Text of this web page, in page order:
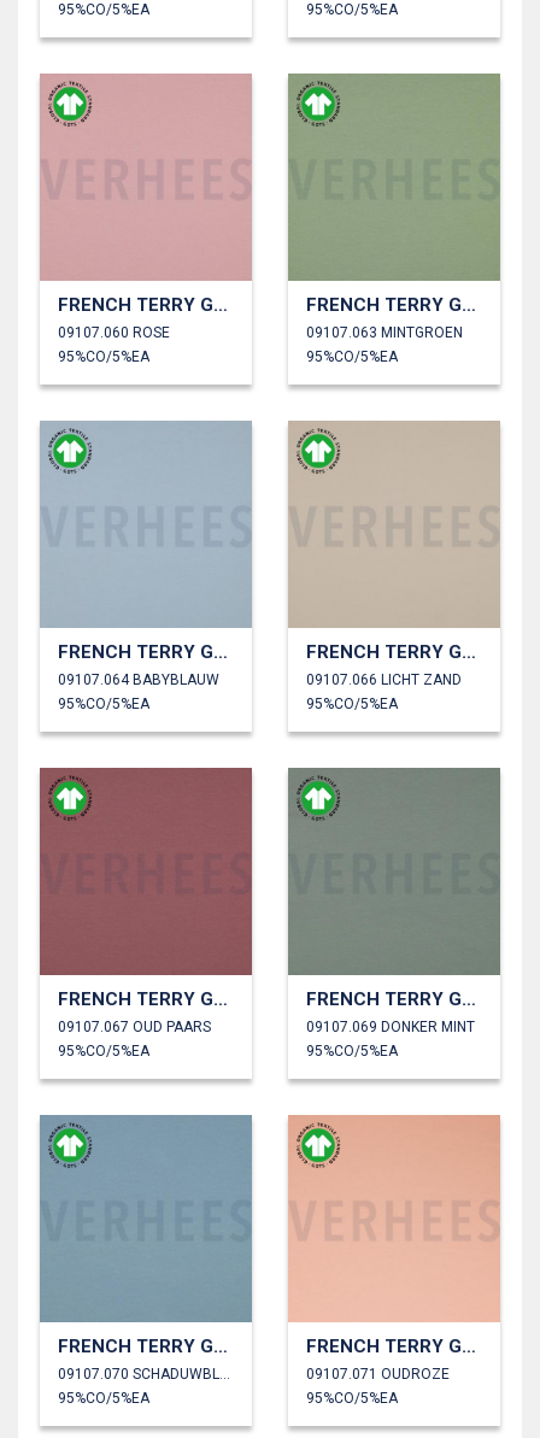
95%CO/5%EA
95%CO/5%EA
FRENCH TERRY GOTS
09107.060 ROSE
95%CO/5%EA
FRENCH TERRY GOTS
09107.063 MINTGROEN
95%CO/5%EA
FRENCH TERRY GOTS
09107.064 BABYBLAUW
95%CO/5%EA
FRENCH TERRY GOTS
09107.066 LICHT ZAND
95%CO/5%EA
FRENCH TERRY GOTS
09107.067 OUD PAARS
95%CO/5%EA
FRENCH TERRY GOTS
09107.069 DONKER MINT
95%CO/5%EA
FRENCH TERRY GOTS
09107.070 SCHADUWBLAUW
95%CO/5%EA
FRENCH TERRY GOTS
09107.071 OUDROZE
95%CO/5%EA